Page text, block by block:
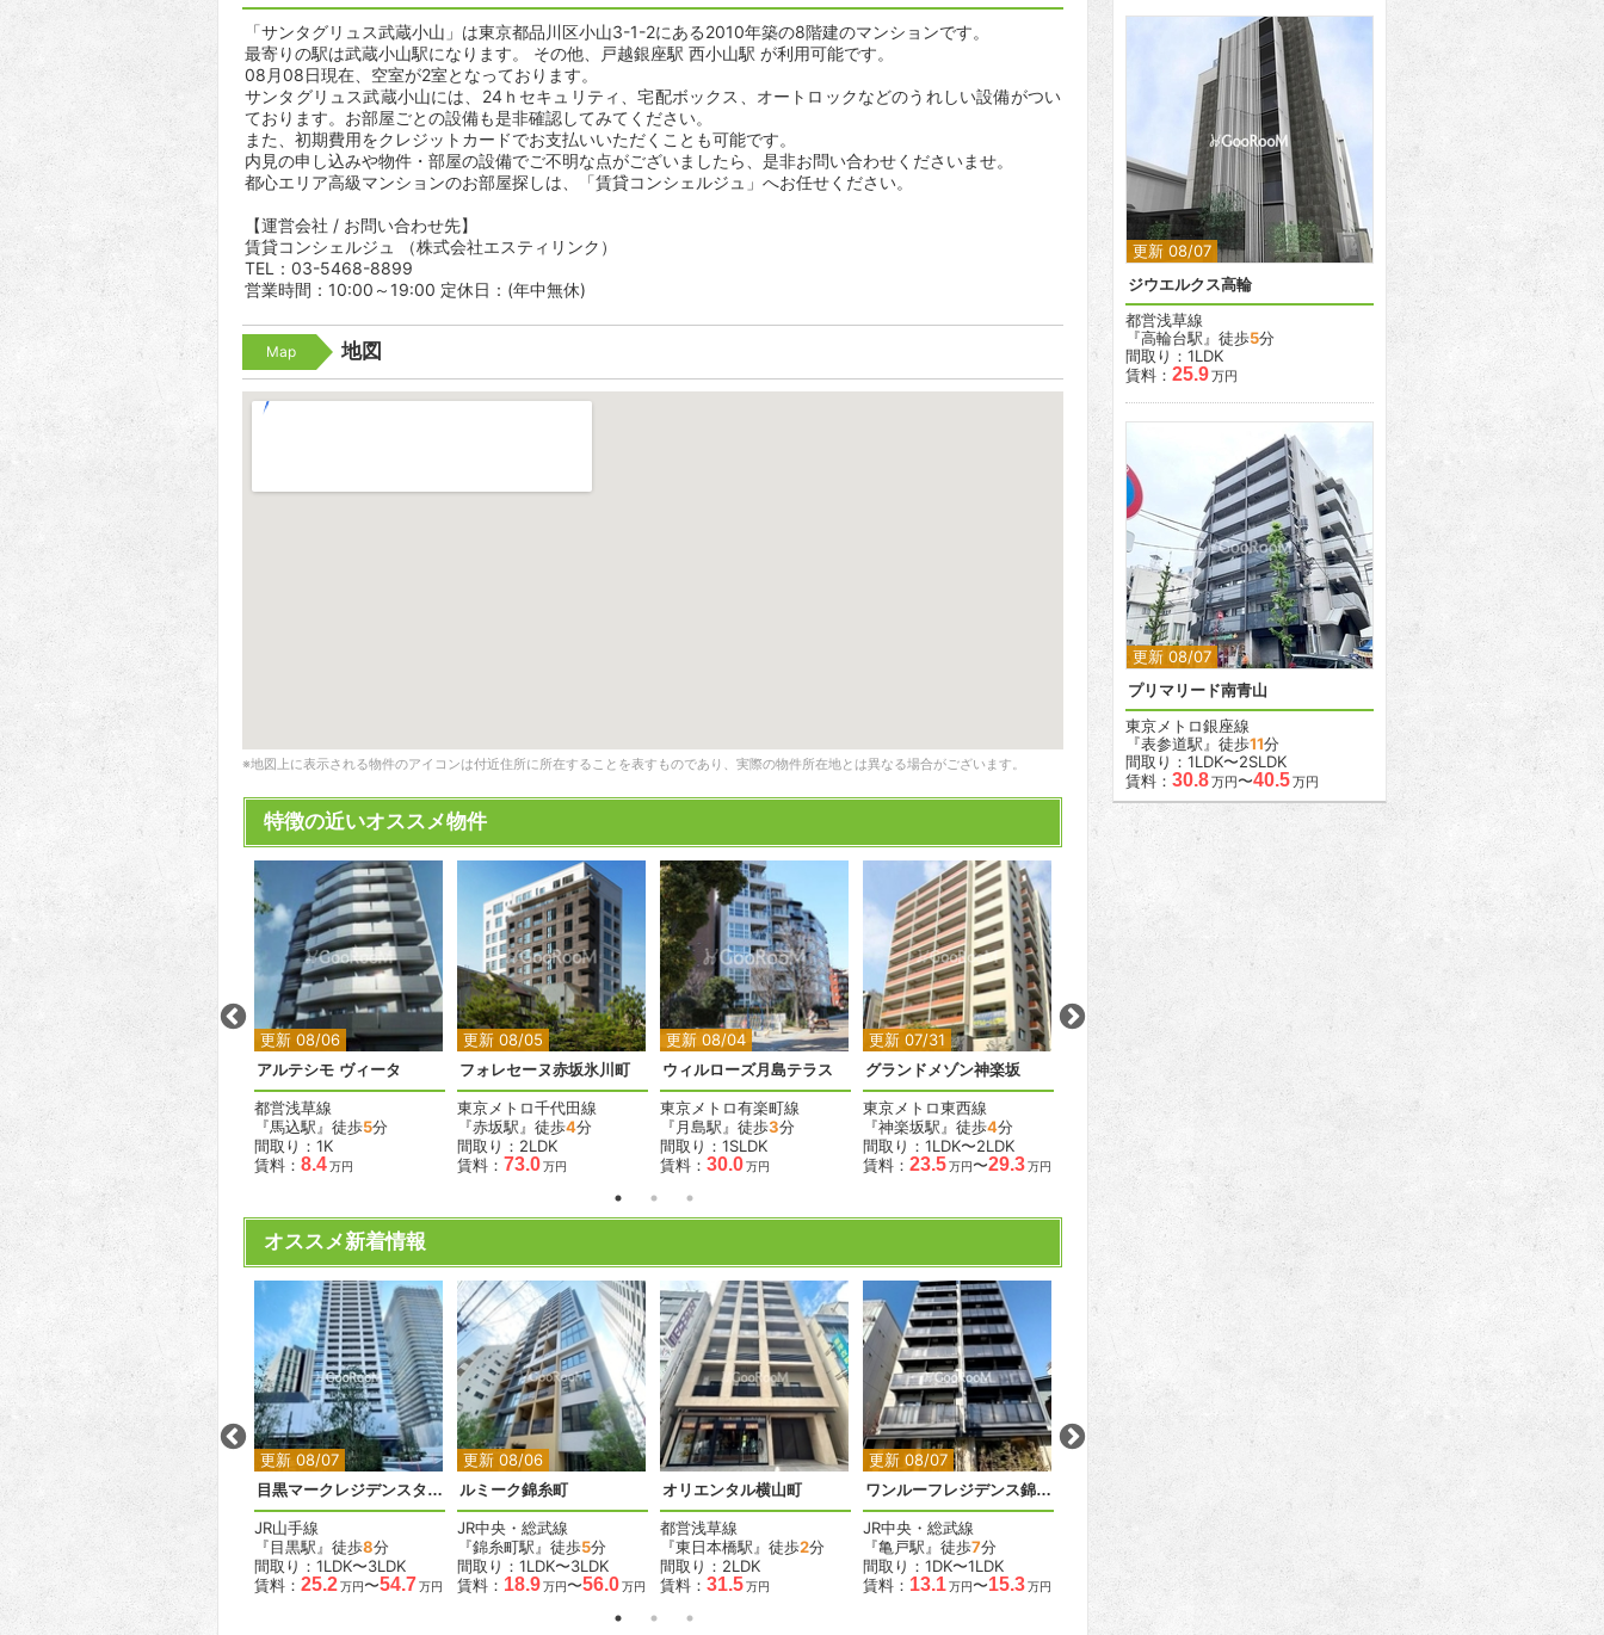
「サンタグリュス武蔵小山」は東京都品川区小山3-1-2にある2010年築の8階建のマンションです。
最寄りの駅は武蔵小山駅になります。 その他、戸越銀座駅 西小山駅 が利用可能です。
08月08日現在、空室が2室となっております。
サンタグリュス武蔵小山には、24ｈセキュリティ、宅配ボックス、オートロックなどのうれしい設備がつい
ております。お部屋ごとの設備も是非確認してみてください。
また、初期費用をクレジットカードでお支払いいただくことも可能です。
内見の申し込みや物件・部屋の設備でご不明な点がございましたら、是非お問い合わせくださいませ。
都心エリア高級マンションのお部屋探しは、「賃貸コンシェルジュ」へお任せください。
【運営会社 / お問い合わせ先】
賃貸コンシェルジュ （株式会社エスティリンク）
TEL：03-5468-8899
営業時間：10:00～19:00 定休日：(年中無休)
Map 地図
※地図上に表示される物件のアイコンは付近住所に所在することを表すものであり、実際の物件所在地とは異なる場合がございます。
特徴の近いオススメ物件
『下丸子駅』徒歩
間取り：1LDK
賃料：
更新 08/06
2
アルテシモ ヴィータ
都営浅草線
『馬込駅』徒歩5分
間取り：1K
賃料： 8.4万円
更新 08/05
2
フォレセーヌ赤坂氷川町
東京メトロ千代田線
『赤坂駅』徒歩4分
間取り：2LDK
賃料： 73.0万円
更新 08/04
2
ウィルローズ月島テラス
東京メトロ有楽町線
『月島駅』徒歩3分
間取り：1SLDK
賃料： 30.0万円
更新 07/31
2 2
グランドメゾン神楽坂
東京メトロ東西線
『神楽坂駅』徒歩4分
間取り：1LDK〜2LDK
賃料： 23.5万円〜29.3万円
更新 08/03
カスタリア武蔵小杉
東急東横線
間取り：1K
9.4 12.9
更新 07/26
東急目黒線
『武蔵小山駅』徒歩
間取り：1LDK
14.8
『大井町駅』徒歩
間取り：2LDK
賃料：
オススメ新着情報
ベルメゾン尾山台駅前
分
間取り：1LDK
〜19.0
更新 08/07
2
目黒マークレジデンスタワー
JR山手線
『目黒駅』徒歩8分
間取り：1LDK〜3LDK
賃料： 25.2万円〜54.7万円
更新 08/06
2
ルミーク錦糸町
JR中央・総武線
『錦糸町駅』徒歩5分
間取り：1LDK〜3LDK
賃料： 18.9万円〜56.0万円
2
オリエンタル横山町
都営浅草線
『東日本橋駅』徒歩2分
間取り：2LDK
賃料： 31.5万円
更新 08/07
2 2
ワンルーフレジデンス錦糸町
JR中央・総武線
『亀戸駅』徒歩7分
間取り：1DK〜1LDK
賃料： 13.1万円〜15.3万円
都営大江戸線
『東中野駅』徒歩
間取り：1LDK〜2LDK
18.4 万円
2
『五反田駅』徒歩
12
間取り：1LDK〜2LDK
賃料：
17.6
ブランズ巣鴨三丁
間取り：1LDK
更新 08/07
ジウエルクス高輪
都営浅草線
『高輪台駅』徒歩5分
間取り：1LDK
賃料： 25.9万円
更新 08/07
2 2
プリマリード南青山
東京メトロ銀座線
『表参道駅』徒歩11分
間取り：1LDK〜2SLDK
賃料： 30.8万円〜40.5万円